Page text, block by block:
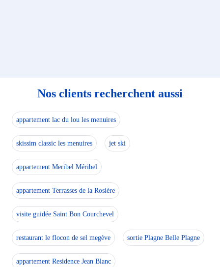
Nos clients recherchent aussi
appartement lac du lou les menuires
skissim classic les menuires jet ski
appartement Meribel Méribel
appartement Terrasses de la Rosière
visite guidée Saint Bon Courchevel
restaurant le flocon de sel megève sortie Plagne Belle Plagne
appartement Residence Jean Blanc